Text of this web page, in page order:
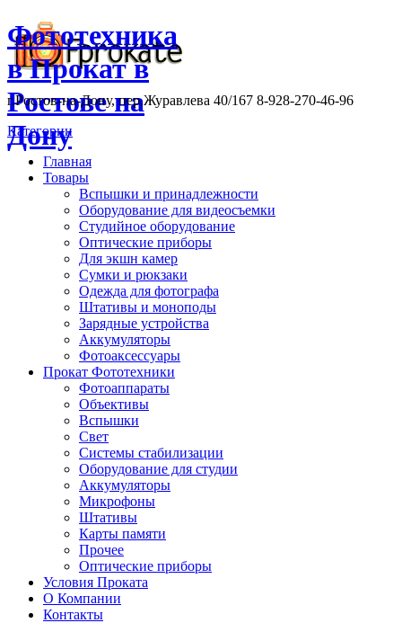
Фототехника
в Прокат в
Ростове на
Дону
г.Ростов-на-Дону, пер.Журавлева 40/167 8-928-270-46-96
Категории
Главная
Товары
Вспышки и принадлежности
Оборудование для видеосъемки
Студийное оборудование
Оптические приборы
Для экшн камер
Сумки и рюкзаки
Одежда для фотографа
Штативы и моноподы
Зарядные устройства
Аккумуляторы
Фотоаксессуары
Прокат Фототехники
Фотоаппараты
Объективы
Вспышки
Свет
Системы стабилизации
Оборудование для студии
Aккумуляторы
Микрофоны
Штативы
Карты памяти
Прочее
Оптические приборы
Условия Проката
О Компании
Контакты